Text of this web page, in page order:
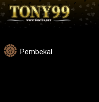
Pembekal